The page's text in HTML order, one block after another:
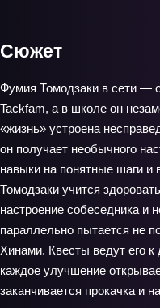
Сюжет
Фумия Томодзаки в сети —
Tackfam, а в школе он
«жизнь» устроена
он получает необычного
навыки на понятные шаги и
Томодзаки учится
настроение собеседника и
параллельно пытается не
Хинами. Квесты ведут его
каждое улучшение
заканчивается прокачка и